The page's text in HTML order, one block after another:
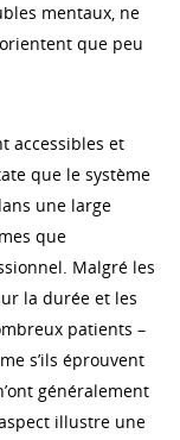
mentaux, ne
que peu
accessibles et
que le système
une large
que
Malgré les
la durée et les
patients –
s’ils éprouvent
généralement
illustre une